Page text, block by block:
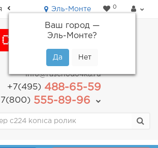
Эль-Монте
Ваш город —
Эль-Монте?
0
пн-пт: с 9.00 до 18.00
info@raschodo4ka.ru
+7(495)488-65-59
555-89-96